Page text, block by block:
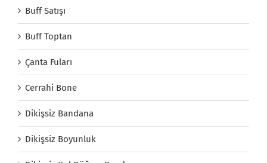
Buff Satışı
Buff Toptan
Çanta Fuları
Cerrahi Bone
Dikişsiz Bandana
Dikişsiz Boyunluk